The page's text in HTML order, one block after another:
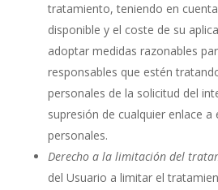
tratamiento, teniendo en
disponible y el coste de su
adoptar medidas razonables
responsables que estén
personales de la solicitud del
supresión de cualquier enlace a
personales.
Derecho a la limitación del
del Usuario a limitar el